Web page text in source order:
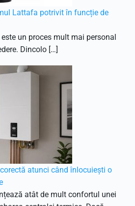
Lattafa potrivit în funcție de
un proces mult mai personal
Dincolo […]
atunci când înlocuiești o
atât de mult confortul unei